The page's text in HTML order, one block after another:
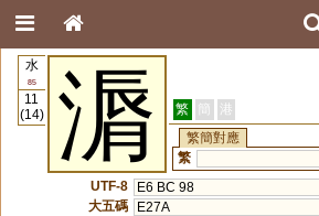
水
85
11
(14)
漘 繁 簡 港
繁簡對應
繁
UTF-8
E6 BC 98
大五碼
E27A